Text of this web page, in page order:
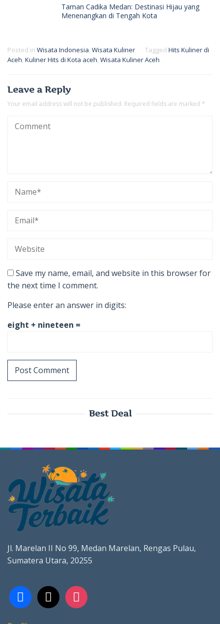
Taman Cadika Medan: Destinasi Hijau yang
Menenangkan di Tengah Kota
Posted in Wisata Indonesia, Wisata Kuliner Tagged Hits Kuliner di
Aceh, Kuliner Hits di Kota aceh, Wisata Kuliner Aceh
Leave a Reply
Your email address will not be published. Required fields are marked *
Save my name, email, and website in this browser for
the next time I comment.
Please enter an answer in digits:
eight + nineteen =
Best Deal
Jl. Marelan II No 99, Medan Marelan, Rengas Pulau,
Sumatera Utara, 20255
facebook
x instagram